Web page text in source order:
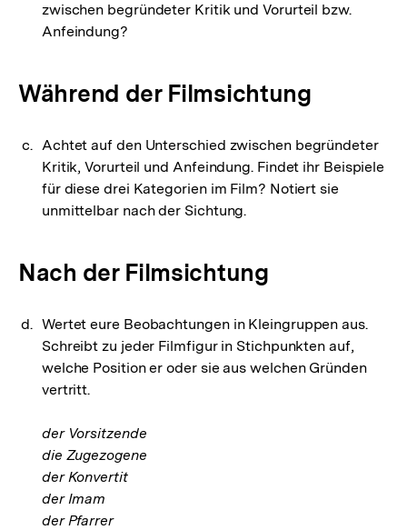
zwischen begründeter Kritik und Vorurteil bzw.
Anfeindung?
Während der Filmsichtung
Achtet auf den Unterschied zwischen begründeter
Kritik, Vorurteil und Anfeindung. Findet ihr Beispiele
für diese drei Kategorien im Film? Notiert sie
unmittelbar nach der Sichtung.
Nach der Filmsichtung
Wertet eure Beobachtungen in Kleingruppen aus.
Schreibt zu jeder Filmfigur in Stichpunkten auf,
welche Position er oder sie aus welchen Gründen
vertritt.
der Vorsitzende
die Zugezogene
der Konvertit
der Imam
der Pfarrer